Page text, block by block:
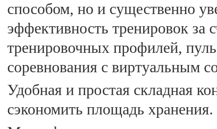
способом, но и существенно
эффективность тренировок за
тренировочных профилей,
соревнования с виртуальным
Удобная и простая складная
сэкономить площадь хранения.